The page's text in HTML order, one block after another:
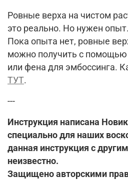
Ровные верха на чистом
это реально. Но нужен опыт.
Пока опыта нет, ровные
можно получить с помощью
или фена для эмбоссинга.
ТУТ.
---
Инструкция написана
специально для наших
данная инструкция с
неизвестно.
Защищено авторскими